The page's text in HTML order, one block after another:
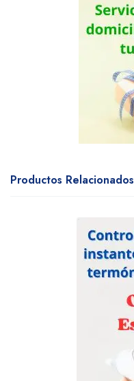
Productos Relacionados